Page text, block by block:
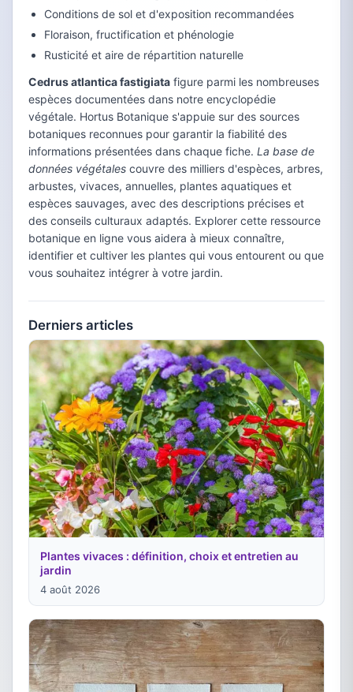
Conditions de sol et d'exposition recommandées
Floraison, fructification et phénologie
Rusticité et aire de répartition naturelle
Cedrus atlantica fastigiata figure parmi les nombreuses
espèces documentées dans notre encyclopédie
végétale. Hortus Botanique s'appuie sur des sources
botaniques reconnues pour garantir la fiabilité des
informations présentées dans chaque fiche. La base de
données végétales couvre des milliers d'espèces, arbres,
arbustes, vivaces, annuelles, plantes aquatiques et
espèces sauvages, avec des descriptions précises et
des conseils culturaux adaptés. Explorer cette ressource
botanique en ligne vous aidera à mieux connaître,
identifier et cultiver les plantes qui vous entourent ou que
vous souhaitez intégrer à votre jardin.
Derniers articles
Plantes vivaces : définition, choix et entretien au
jardin
4 août 2026